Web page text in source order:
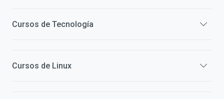
Cursos de Tecnología
Cursos de Linux